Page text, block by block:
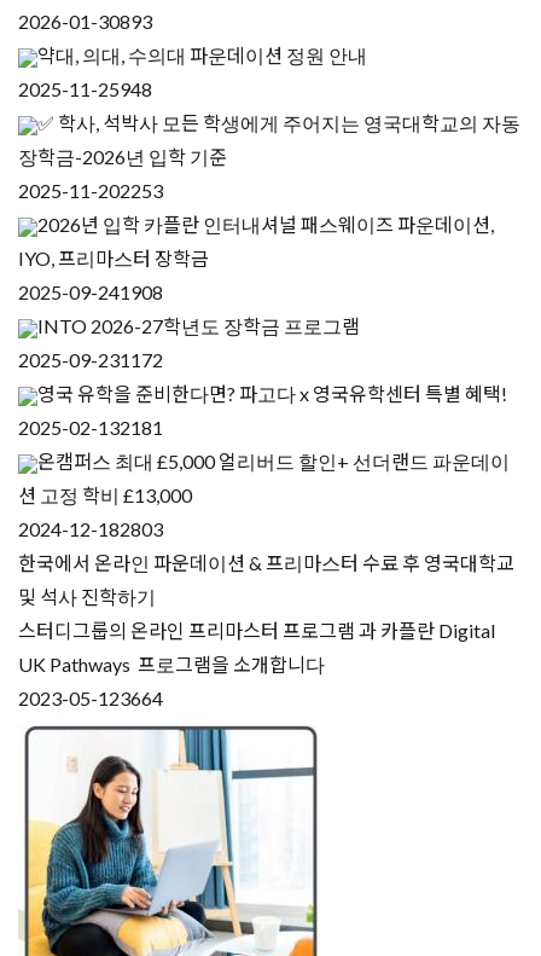
2026-01-30893
약대, 의대, 수의대 파운데이션 정원 안내
2025-11-25948
✅ 학사, 석박사 모든 학생에게 주어지는 영국대학교의 자동
장학금-2026년 입학 기준
2025-11-202253
2026년 입학 카플란 인터내셔널 패스웨이즈 파운데이션,
IYO, 프리마스터 장학금
2025-09-241908
INTO 2026-27학년도 장학금 프로그램
2025-09-231172
영국 유학을 준비한다면? 파고다 x 영국유학센터 특별 혜택!
2025-02-132181
온캠퍼스 최대 £5,000 얼리버드 할인+ 선더랜드 파운데이
션 고정 학비 £13,000
2024-12-182803
한국에서 온라인 파운데이션 & 프리마스터 수료 후 영국대학교
및 석사 진학하기
스터디그룹의 온라인 프리마스터 프로그램 과 카플란 Digital
UK Pathways 프로그램을 소개합니다
2023-05-123664